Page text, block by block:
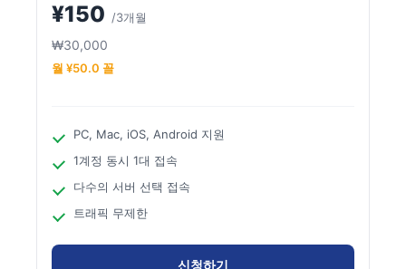
¥150 /3개월
₩30,000
월 ¥50.0 꼴
PC, Mac, iOS, Android 지원
1계정 동시 1대 접속
다수의 서버 선택 접속
트래픽 무제한
신청하기